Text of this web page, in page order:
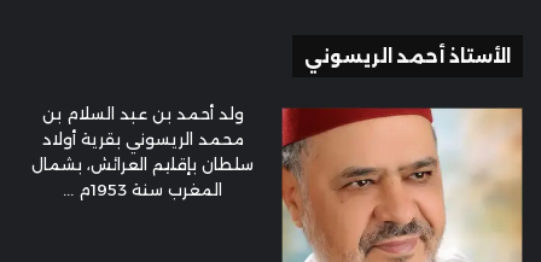
الأستاذ أحمد الريسوني
ولد أحمد بن عبد السلام بن
محمد الريسوني بقرية أولاد
سلطان بإقليم العرائش، بشمال
المغرب سنة 1953م ...